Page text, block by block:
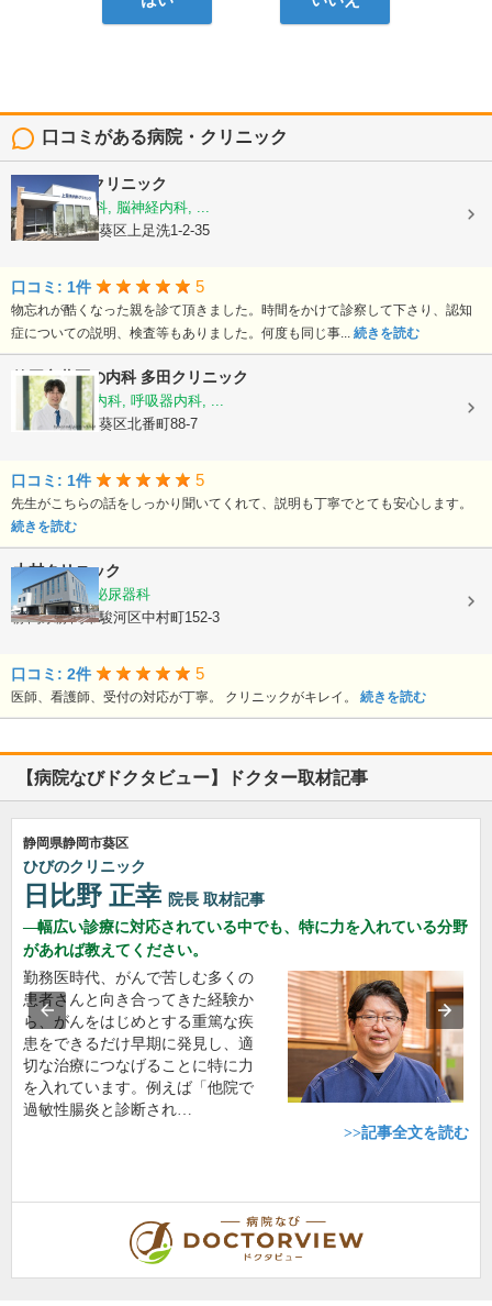
口コミがある病院・クリニック
上足洗内科クリニック
内科, 老年内科, 脳神経内科, ...
静岡県静岡市葵区上足洗1-2-35
口コミ: 1件 5
物忘れが酷くなった親を診て頂きました。時間をかけて診察して下さり、認知
症についての説明、検査等もありました。何度も同じ事... 続きを読む
静岡市葵区の内科 多田クリニック
内科, 消化器内科, 呼吸器内科, ...
静岡県静岡市葵区北番町88-7
口コミ: 1件 5
先生がこちらの話をしっかり聞いてくれて、説明も丁寧でとても安心します。
続きを読む
大村クリニック
糖尿病内科, 泌尿器科
静岡県静岡市駿河区中村町152-3
口コミ: 2件 5
医師、看護師、受付の対応が丁寧。 クリニックがキレイ。 続きを読む
【病院なびドクタビュー】ドクター取材記事
静岡県静岡市葵区
ひびのクリニック
日比野 正幸 院長 取材記事
幅広い診療に対応されている中でも、特に力を入れている分野
があれば教えてください。
勤務医時代、がんで苦しむ多くの
患者さんと向き合ってきた経験か
ら、がんをはじめとする重篤な疾
患をできるだけ早期に発見し、適
切な治療につなげることに特に力
を入れています。例えば「他院で
過敏性腸炎と診断され…
>>記事全文を読む